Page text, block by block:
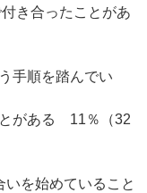
き合ったことがあ
手順を踏んでい
とがある 11％（32
を始めていること